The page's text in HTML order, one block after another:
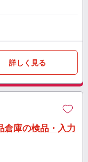
詳しく見る
倉庫の検品・入力